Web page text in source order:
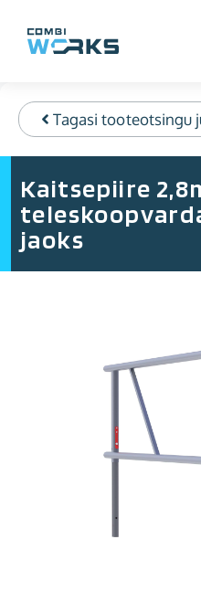
content
Tagasi tooteotsingu
Kaitsepiire
jaoks